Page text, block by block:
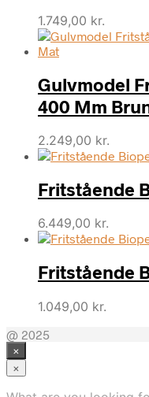
1.749,00 kr.
Gulvmodel
400 Mm
2.249,00 kr.
Fritstående
6.449,00 kr.
Fritstående
1.049,00 kr.
@ 2025
×
×